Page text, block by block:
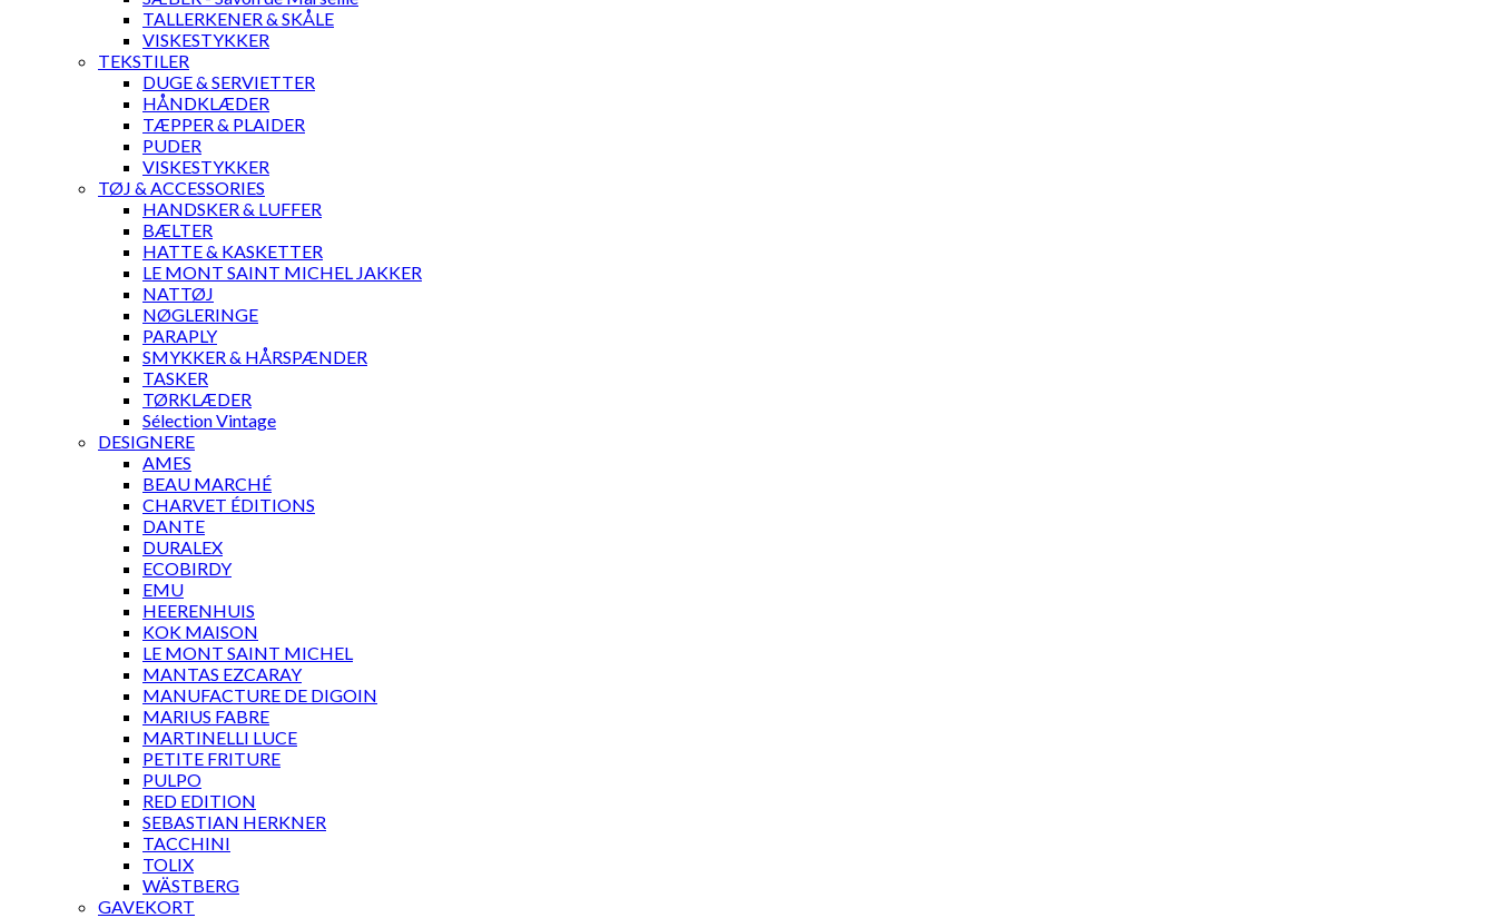
TALLERKENER & SKÅLE
VISKESTYKKER
TEKSTILER
DUGE & SERVIETTER
HÅNDKLÆDER
TÆPPER & PLAIDER
PUDER
VISKESTYKKER
TØJ & ACCESSORIES
HANDSKER & LUFFER
BÆLTER
HATTE & KASKETTER
LE MONT SAINT MICHEL JAKKER
NATTØJ
NØGLERINGE
PARAPLY
SMYKKER & HÅRSPÆNDER
TASKER
TØRKLÆDER
Sélection Vintage
DESIGNERE
AMES
BEAU MARCHÉ
CHARVET ÉDITIONS
DANTE
DURALEX
ECOBIRDY
EMU
HEERENHUIS
KOK MAISON
LE MONT SAINT MICHEL
MANTAS EZCARAY
MANUFACTURE DE DIGOIN
MARIUS FABRE
MARTINELLI LUCE
PETITE FRITURE
PULPO
RED EDITION
SEBASTIAN HERKNER
TACCHINI
TOLIX
WÄSTBERG
GAVEKORT